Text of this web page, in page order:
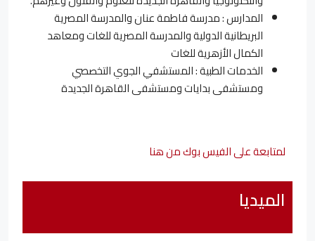
المدارس : مدرسة فاطمة عنان والمدرسة المصرية
البريطانية الدولية والمدرسة المصرية للغات ومعاهد
الكمال الأزهرية للغات
الخدمات الطبية : المستشفي الجوي التخصصي
ومستشفى بدايات ومستشفى القاهرة الجديدة
لمتابعة على الفيس بوك من هنا
الميديا